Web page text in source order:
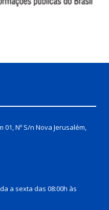
Nº S/n Nova Jerusalém,
a sexta das 08:00h às